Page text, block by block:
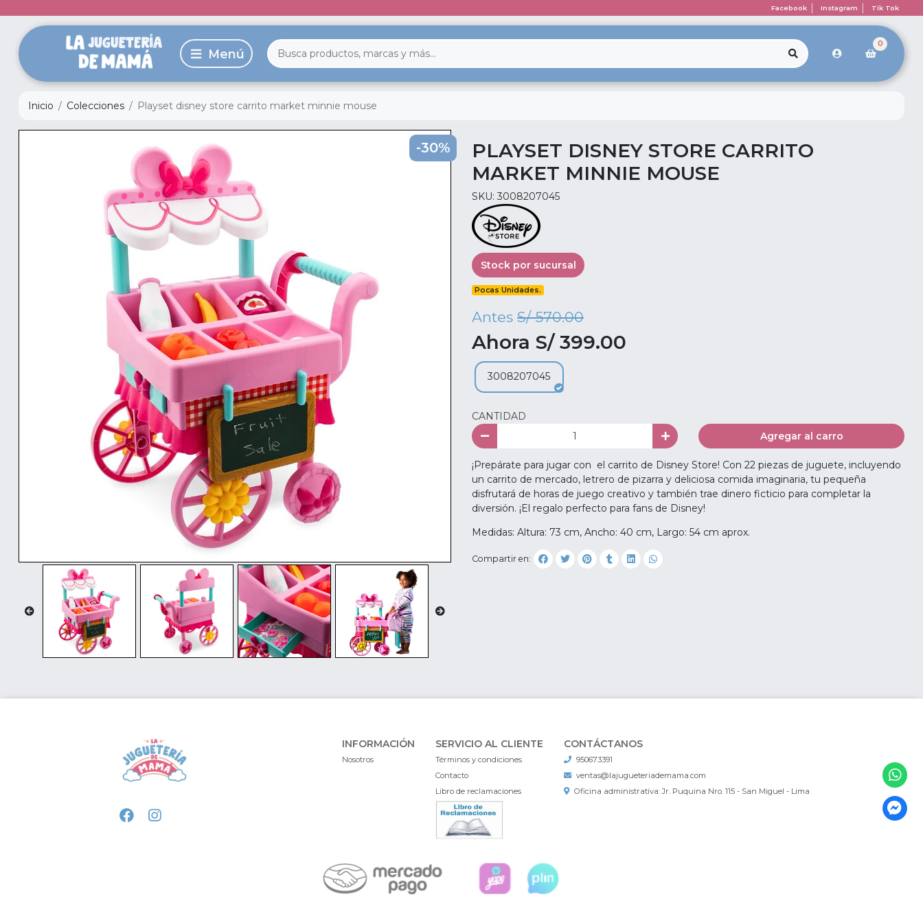
Facebook Instagram Tik Tok
0
Inicio Colecciones Playset disney store carrito market minnie mouse
-30%
PLAYSET DISNEY STORE CARRITO
MARKET MINNIE MOUSE
SKU: 3008207045
Stock por sucursal
Pocas Unidades.
Antes S/ 570.00
Ahora S/ 399.00
3008207045
CANTIDAD
Agregar al carro
¡Prepárate para jugar con el carrito de Disney Store! Con 22 piezas de juguete, incluyendo
un carrito de mercado, letrero de pizarra y deliciosa comida imaginaria, tu pequeña
disfrutará de horas de juego creativo y también trae dinero ficticio para completar la
diversión. ¡El regalo perfecto para fans de Disney!
Medidas: Altura: 73 cm, Ancho: 40 cm, Largo: 54 cm aprox.
Compartir en:
INFORMACIÓN
Nosotros
SERVICIO AL CLIENTE
Términos y condiciones
Contacto
Libro de reclamaciones
CONTÁCTANOS
950673391
ventas@lajugueteriademama.com
Oficina administrativa: Jr. Puquina Nro. 115 - San Miguel - Lima